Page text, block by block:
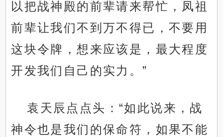
以把战神殿的前辈请来帮忙，凤祖
前辈让我们不到万不得已，不要用
这块令牌，想来应该是，最大程度
开发我们自己的实力。”
袁天辰点点头：“如此说来，战
神令也是我们的保命符，如果不能